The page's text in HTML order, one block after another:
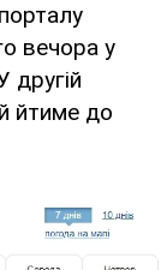
вечора у
другій
йтиме до